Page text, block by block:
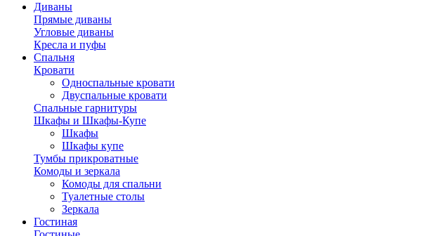
Диваны
Прямые диваны
Угловые диваны
Кресла и пуфы
Спальня
Кровати
Односпальные кровати
Двуспальные кровати
Спальные гарнитуры
Шкафы и Шкафы-Купе
Шкафы
Шкафы купе
Тумбы прикроватные
Комоды и зеркала
Комоды для спальни
Туалетные столы
Зеркала
Гостиная